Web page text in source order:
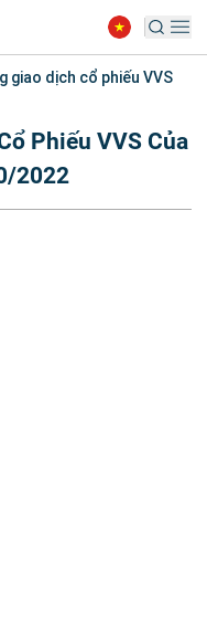
giao dịch cổ phiếu VVS
Phiếu VVS Của
2022